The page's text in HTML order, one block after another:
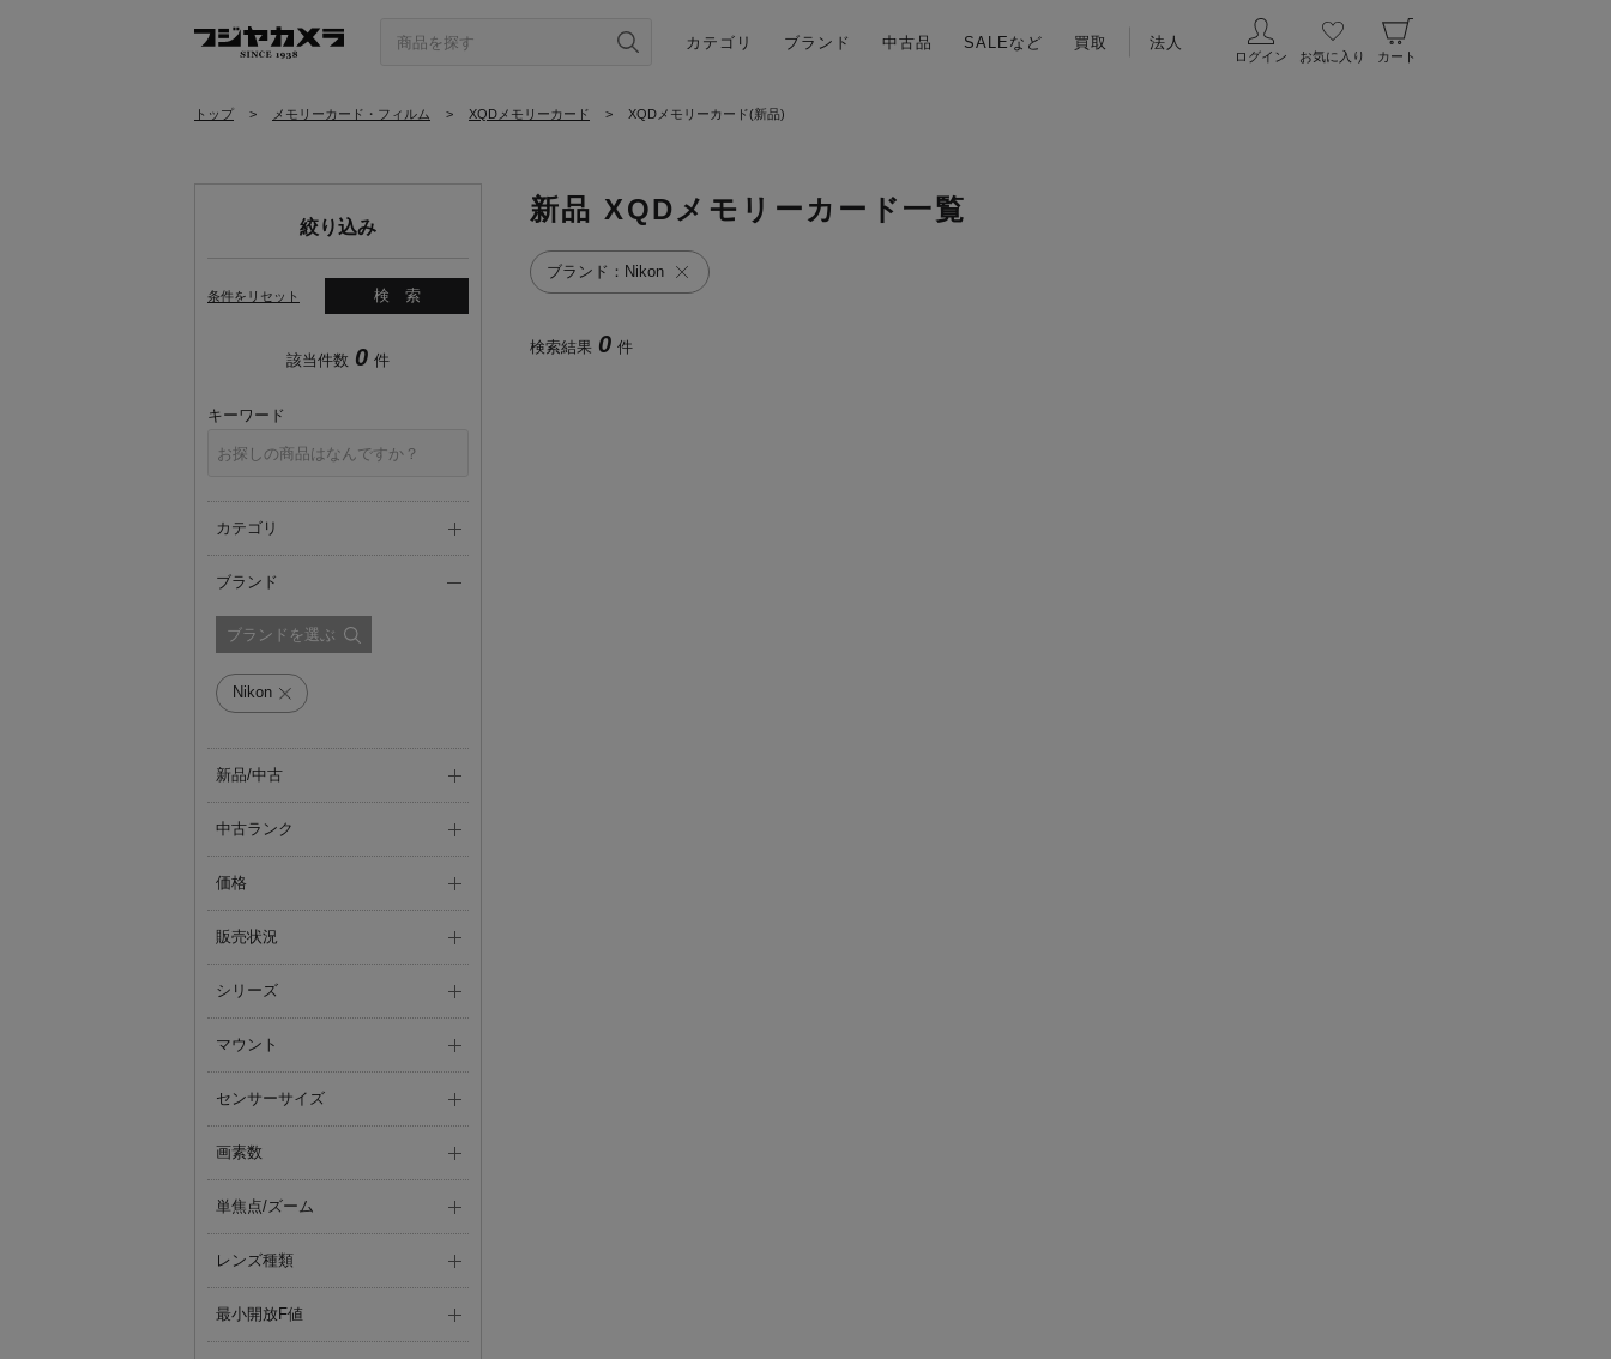
カテゴリ ブランド 中古品 SALEなど 買取 法人
ログイン お気に入り カート
トップ > メモリーカード・フィルム > XQDメモリーカード > XQDメモリーカード(新品)
絞り込み
条件をリセット 検索
該当件数 0 件
キーワード
カテゴリ
ブランド
ブランドを選ぶ
Nikon
新品/中古
中古ランク
価格
販売状況
シリーズ
マウント
センサーサイズ
画素数
単焦点/ズーム
レンズ種類
最小開放F値
新品 XQDメモリーカード一覧
ブランド：Nikon
検索結果 0 件